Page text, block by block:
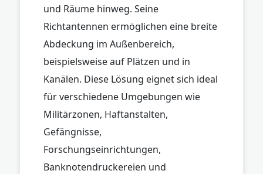
und Räume hinweg. Seine
Richtantennen ermöglichen eine breite
Abdeckung im Außenbereich,
beispielsweise auf Plätzen und in
Kanälen. Diese Lösung eignet sich ideal
für verschiedene Umgebungen wie
Militärzonen, Haftanstalten,
Gefängnisse,
Forschungseinrichtungen,
Banknotendruckereien und